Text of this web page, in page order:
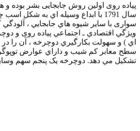
پیاده روی اولین روش جابجایی بشر بوده و
سواری با ساير شيوه هاي جابجايي ،
ويژگي اقتصادي ـ اجتماعي پیاده روی و
اي ) و سهولت بكارگيري دوچرخه ، آن را
تشکيل مي دهد. دوچرخه يک پنجم سهم